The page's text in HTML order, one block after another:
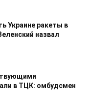
Украине ракеты в
назвал
в ТЦК: омбудсмен